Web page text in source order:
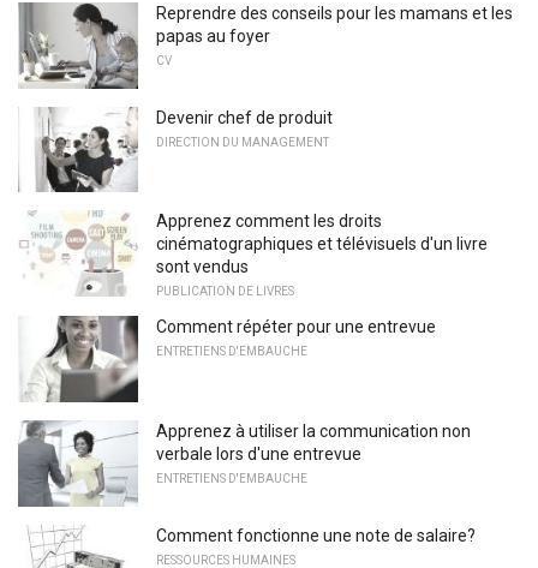
Reprendre des conseils pour les mamans et les
papas au foyer
CV
Devenir chef de produit
DIRECTION DU MANAGEMENT
Apprenez comment les droits
cinématographiques et télévisuels d'un livre
sont vendus
PUBLICATION DE LIVRES
Comment répéter pour une entrevue
ENTRETIENS D'EMBAUCHE
Apprenez à utiliser la communication non
verbale lors d'une entrevue
ENTRETIENS D'EMBAUCHE
Comment fonctionne une note de salaire?
RESSOURCES HUMAINES